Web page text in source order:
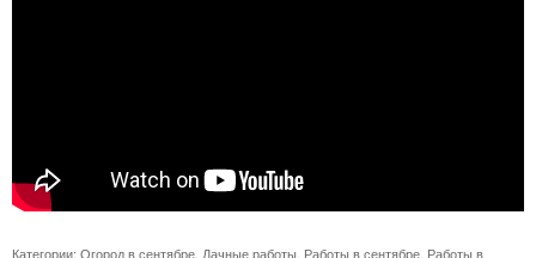
Категории: Огород в сентябре Дачные работы Работы в сентябре Работы в